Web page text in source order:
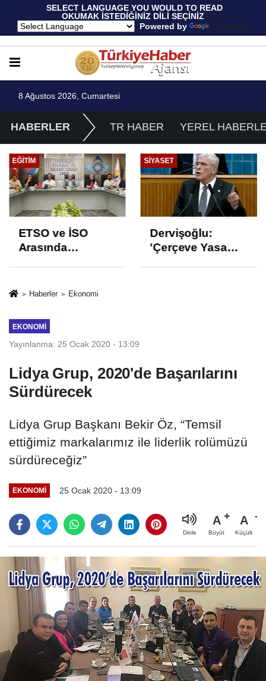
SELECT LANGUAGE YOU WOULD TO READ
OKUMAK İSTEDİĞİNİZ DİLİ SEÇİNİZ
Powered by
Translate
8 Ağustos 2026, Cumartesi
HABERLER TR HABER YEREL
EĞITIM
ETSO ve İSO
Arasında
Protokolü
SIYASET
Dervişoğlu:
'Çerçeve Yasa
Haberler Ekonomi
EKONOMI
Yayınlanma: 25 Ocak 2020 - 13:09
Lidya Grup, 2020'de Başarılarını
Sürdürecek
Lidya Grup Başkanı Bekir Öz, “Temsil
ettiğimiz markalarımız ile liderlik rolümüzü
sürdüreceğiz”
EKONOMI 25 Ocak 2020 - 13:09
Dinle
A
Büyüt
A
Küçült